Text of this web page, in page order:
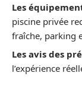
Les
piscine privée
fraîche, parking
Les avis des
l’expérience